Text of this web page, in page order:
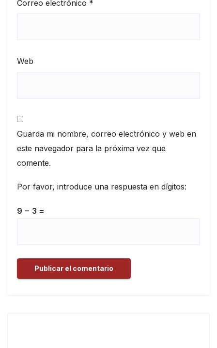
Correo electrónico *
Web
Guarda mi nombre, correo electrónico y web en
este navegador para la próxima vez que
comente.
Por favor, introduce una respuesta en dígitos:
9 − 3 =